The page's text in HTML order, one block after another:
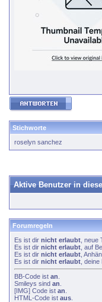
Stichworte
roselyn sanchez
Aktive Benutzer in
Forumregeln
Es ist dir nicht erlaubt ,
Es ist dir nicht erlaubt , auf
Es ist dir nicht erlaubt ,
Es ist dir nicht erlaubt ,
BB-Code ist an
Smileys sind an
[IMG] Code ist an
HTML-Code ist aus